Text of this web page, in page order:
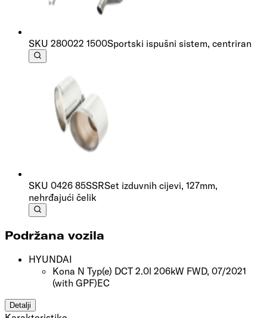
SKU 280022 1500Sportski ispušni sistem, centriran
SKU 0426 85SSRSet izduvnih cijevi, 127mm,
nehrđajući čelik
Podržana vozila
HYUNDAI
Kona N Typ(e) DCT 2.0l 206kW FWD, 07/2021
(with GPF)EC
Detalji